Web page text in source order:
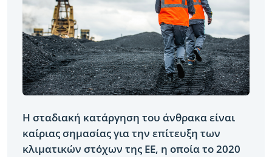
Η σταδιακή κατάργηση του άνθρακα είναι
καίριας σημασίας για την επίτευξη των
κλιματικών στόχων της ΕΕ, η οποία το 2020